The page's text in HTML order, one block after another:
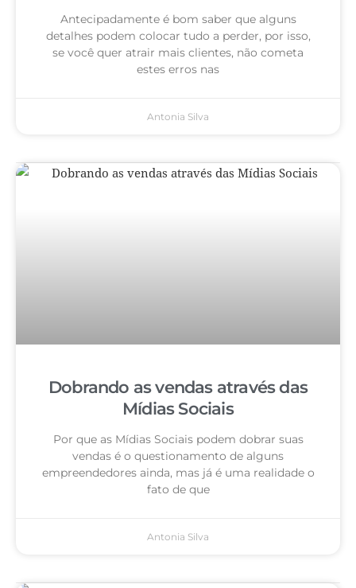
Antecipadamente é bom saber que alguns
detalhes podem colocar tudo a perder, por isso,
se você quer atrair mais clientes, não cometa
estes erros nas
Antonia Silva
Dobrando as vendas através das
Mídias Sociais
Por que as Mídias Sociais podem dobrar suas
vendas é o questionamento de alguns
empreendedores ainda, mas já é uma realidade o
fato de que
Antonia Silva